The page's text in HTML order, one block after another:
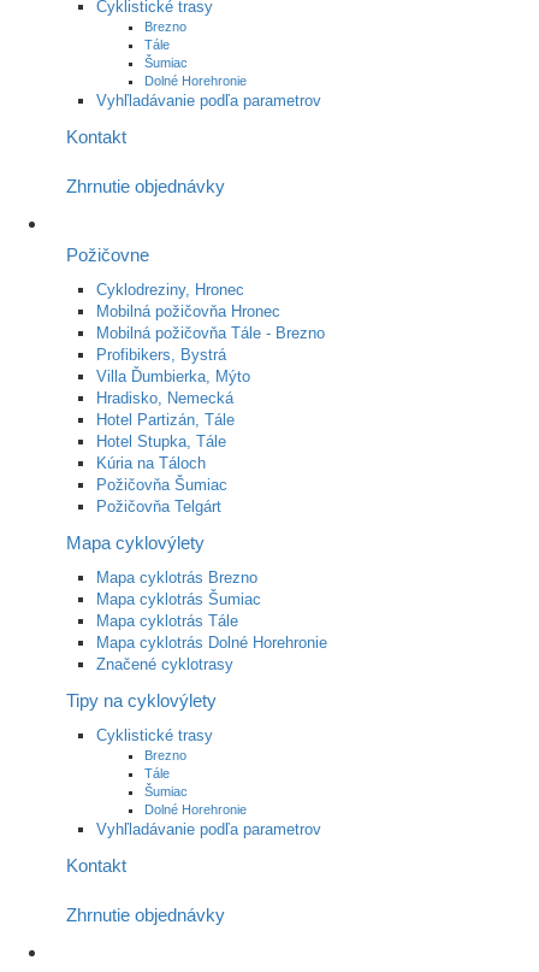
Cyklistické trasy
Brezno
Tále
Šumiac
Dolné Horehronie
Vyhľladávanie podľa parametrov
Kontakt
Zhrnutie objednávky
Požičovne
Cyklodreziny, Hronec
Mobilná požičovňa Hronec
Mobilná požičovňa Tále - Brezno
Profibikers, Bystrá
Villa Ďumbierka, Mýto
Hradisko, Nemecká
Hotel Partizán, Tále
Hotel Stupka, Tále
Kúria na Táloch
Požičovňa Šumiac
Požičovňa Telgárt
Mapa cyklovýlety
Mapa cyklotrás Brezno
Mapa cyklotrás Šumiac
Mapa cyklotrás Tále
Mapa cyklotrás Dolné Horehronie
Značené cyklotrasy
Tipy na cyklovýlety
Cyklistické trasy
Brezno
Tále
Šumiac
Dolné Horehronie
Vyhľladávanie podľa parametrov
Kontakt
Zhrnutie objednávky